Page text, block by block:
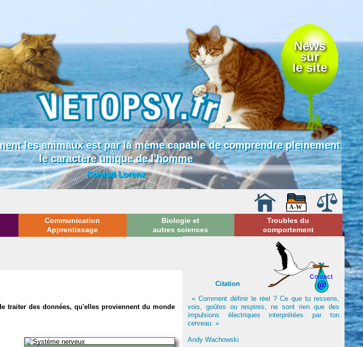
News
sur
le site
les animaux est par là même capable de comprendre pleinement
le caractère unique de l'homme
Konrad Lorenz
Communication
Apprentissage
Biologie et
autres sciences
Troubles du
comportement
traiter des données, qu'elles proviennent du monde
Contact
Citation
« Comment définir le réel ? Ce que tu ressens,
vois, goûtes ou respires, ne sont rien que des
impulsions électriques interprétées par ton
cerveau. »
Andy Wachowski